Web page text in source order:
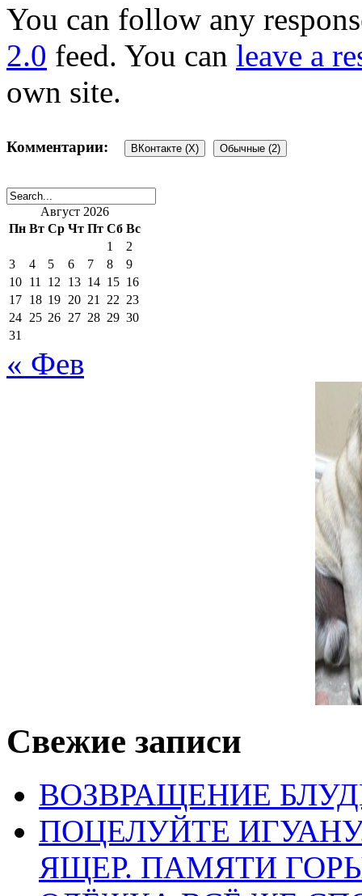
You can follow any
2.0 feed. You can leave a
own site.
Комментарии: ВКонтакте (X) Обычные (2)
2 комментария
лора:
27 февраля, 2014 в
Да уж.Честно
хозяйке .А
вязками,когда все в
27 февраля, 2014 в
А уж как меня,
глубины души. Как
найдутся
Ответить
Добавить комментарий
Ваш адрес email не будет
Август 2026
Пн Вт Ср Чт Пт Сб Вс
1
2
3
4 5 6 7 8
9
10 11 12 13 14 15 16
17 18 19 20 21 22 23
24 25 26 27 28 29 30
31
« Фев
Свежие записи
ВОЗВРАЩЕНИЕ
ПОЦЕЛУЙТЕ
ЯЩЕР. ПАМЯТИ